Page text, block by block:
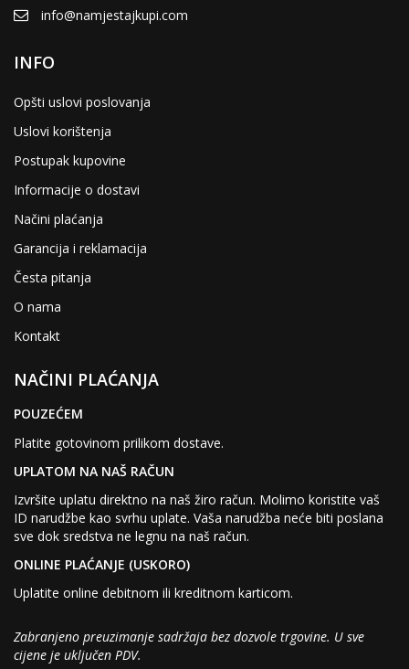
info@namjestajkupi.com
INFO
Opšti uslovi poslovanja
Uslovi korištenja
Postupak kupovine
Informacije o dostavi
Načini plaćanja
Garancija i reklamacija
Česta pitanja
O nama
Kontakt
NAČINI PLAĆANJA
POUZEĆEM
Platite gotovinom prilikom dostave.
UPLATOM NA NAŠ RAČUN
Izvršite uplatu direktno na naš žiro račun. Molimo koristite vaš
ID narudžbe kao svrhu uplate. Vaša narudžba neće biti poslana
sve dok sredstva ne legnu na naš račun.
ONLINE PLAĆANJE (USKORO)
Uplatite online debitnom ili kreditnom karticom.
Zabranjeno preuzimanje sadržaja bez dozvole trgovine. U sve
cijene je uključen PDV.